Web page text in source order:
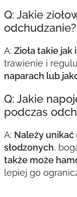
Q: Jakie
odchudzanie?
A: Zioła takie
trawienie i
naparach lub
Q: Jakie
podczas
A: Należy unikać
słodzonych,
także może
lepiej go